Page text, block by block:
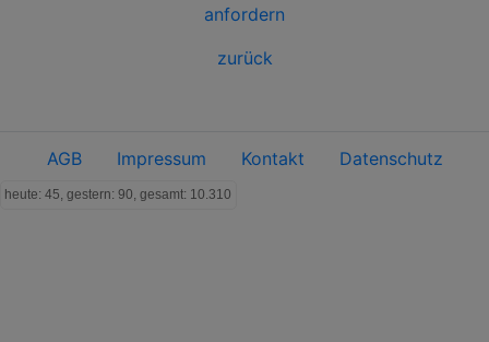
anfordern
zurück
AGB Impressum Kontakt Datenschutz
heute: 45, gestern: 90, gesamt: 10.310